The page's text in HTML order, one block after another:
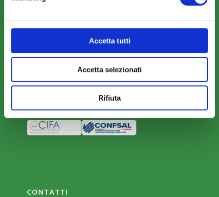
Accetta tutti
Accetta selezionati
Rifiuta
AREA RISERVATA
Farc Interattivo
CONTATTI